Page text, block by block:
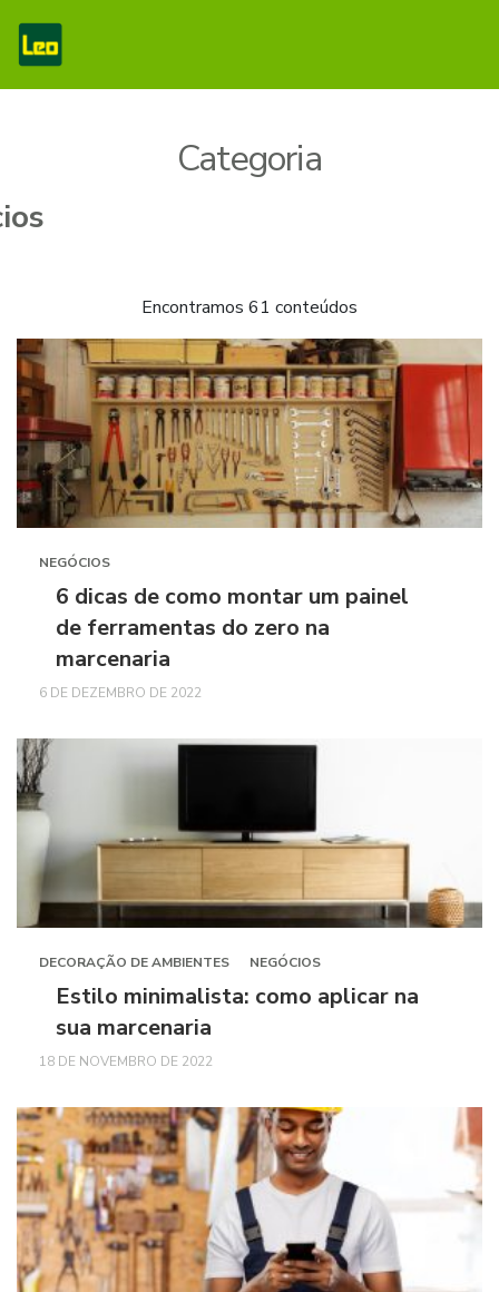
Categoria
Encontramos 61 conteúdos
NEGÓCIOS
6 dicas de como montar um painel
de ferramentas do zero na
marcenaria
6 DE DEZEMBRO DE 2022
DECORAÇÃO DE AMBIENTES NEGÓCIOS
Estilo minimalista: como aplicar na
sua marcenaria
18 DE NOVEMBRO DE 2022